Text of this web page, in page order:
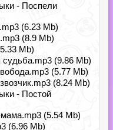
- Поспели
(6.23 Mb)
(8.9 Mb)
Mb)
(9.86 Mb)
(5.77 Mb)
(8.24 Mb)
- Постой
(5.54 Mb)
(6.96 Mb)